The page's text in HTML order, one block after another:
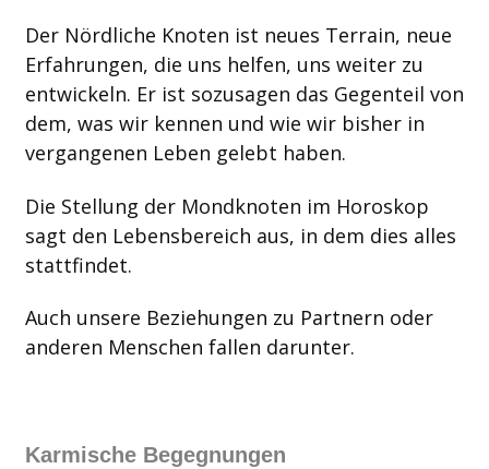
Der Nördliche Knoten ist neues Terrain, neue
Erfahrungen, die uns helfen, uns weiter zu
entwickeln. Er ist sozusagen das Gegenteil von
dem, was wir kennen und wie wir bisher in
vergangenen Leben gelebt haben.
Die Stellung der Mondknoten im Horoskop
sagt den Lebensbereich aus, in dem dies alles
stattfindet.
Auch unsere Beziehungen zu Partnern oder
anderen Menschen fallen darunter.
Karmische Begegnungen